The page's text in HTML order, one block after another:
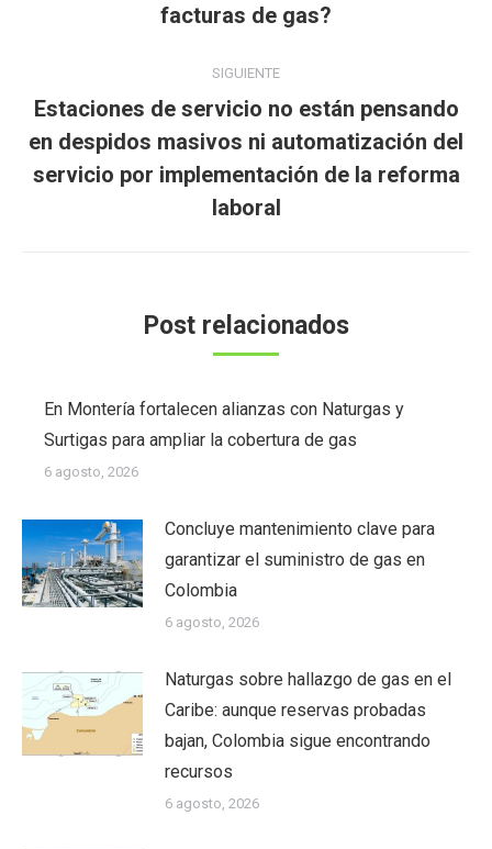
anterior:
facturas de gas?
SIGUIENTE
Publicación
siguiente:
Estaciones de servicio no están pensando
en despidos masivos ni automatización del
servicio por implementación de la reforma
laboral
Post relacionados
En Montería fortalecen alianzas con Naturgas y
Surtigas para ampliar la cobertura de gas
6 agosto, 2026
Concluye mantenimiento clave para
garantizar el suministro de gas en
Colombia
6 agosto, 2026
Naturgas sobre hallazgo de gas en el
Caribe: aunque reservas probadas
bajan, Colombia sigue encontrando
recursos
6 agosto, 2026